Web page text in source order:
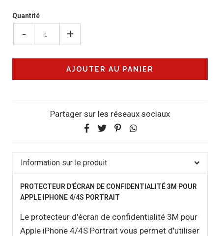
Quantité
- +
Partager sur les réseaux sociaux
Information sur le produit
PROTECTEUR D'ÉCRAN DE CONFIDENTIALITÉ 3M POUR
APPLE IPHONE 4/4S PORTRAIT
Le protecteur d'écran de confidentialité 3M pour
Apple iPhone 4/4S Portrait vous permet d'utiliser